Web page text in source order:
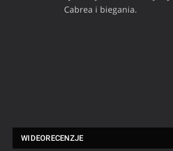
Cabrea i biegania.
WIDEORECENZJE